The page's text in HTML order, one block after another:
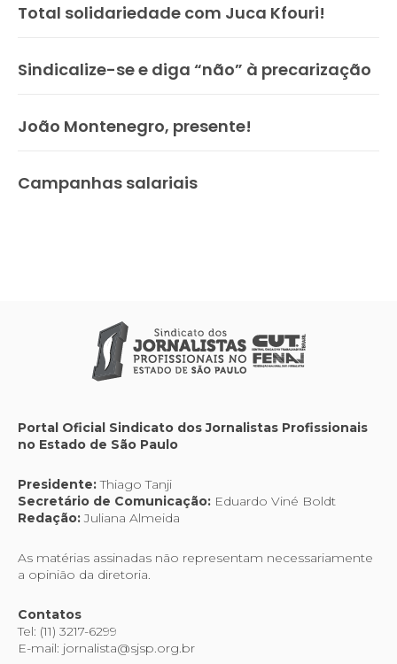
Total solidariedade com Juca Kfouri!
Sindicalize-se e diga “não” à precarização
João Montenegro, presente!
Campanhas salariais
Portal Oficial Sindicato dos Jornalistas Profissionais
no Estado de São Paulo
Presidente:Thiago Tanji
Secretário de Comunicação: Eduardo Viné Boldt
Redação:Juliana Almeida
As matérias assinadas não representam necessariamente
a opinião da diretoria.
Contatos
Tel: (11) 3217-6299
E-mail: jornalista@sjsp.org.br